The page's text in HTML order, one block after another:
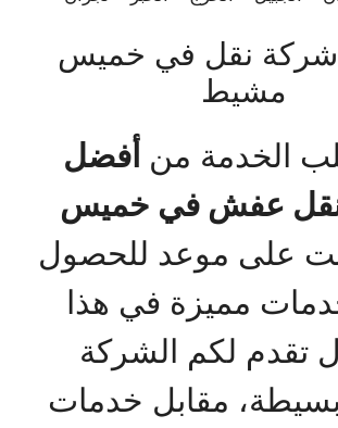
نقل في خميس
مشيط
الخدمة من أفضل
عفش في خميس
على موعد للحصول
مميزة في هذا
تقدم لكم الشركة
مقابل خدمات